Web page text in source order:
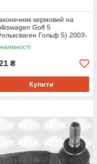
кермовий на
Golf 5
Гольф 5) 2003-
Moog VOES1869
₴
Купити